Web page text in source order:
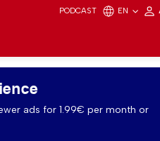
PODCAST EN
ads for 1.99€ per month or